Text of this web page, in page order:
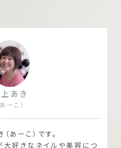
あき
あーこ）
あーこ）です。
大好きなネイルや美容につ